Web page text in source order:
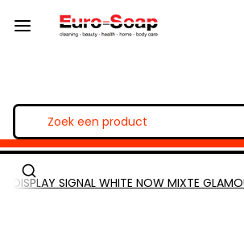
DISPLAY SIGNAL WHITE NOW MIXTE